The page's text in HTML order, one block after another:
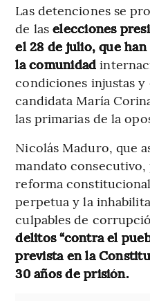
Las detenciones se
de laselecciones
el 28 de julio, que
la comunidad
condiciones injustas y
candidata María
las primarias de la
Nicolás Maduro, que
mandato consecutivo,
reforma
perpetua y la
culpables de
delitos “contra el
prevista en la
30 años de prisión.